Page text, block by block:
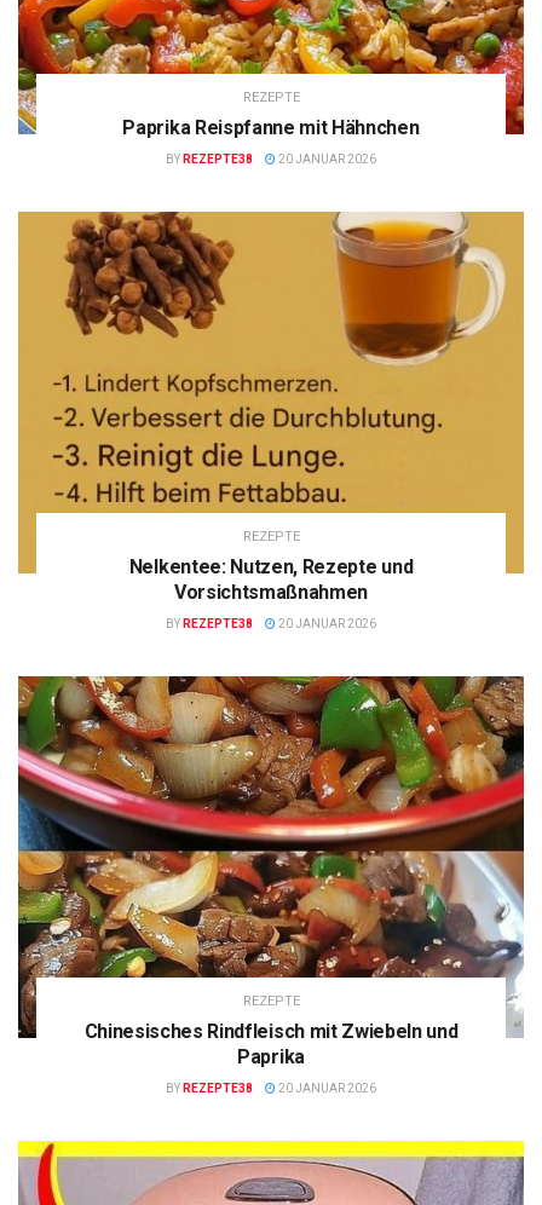
REZEPTE
Paprika Reispfanne mit Hähnchen
BY REZEPTE38 20 JANUAR 2026
REZEPTE
Nelkentee: Nutzen, Rezepte und
Vorsichtsmaßnahmen
BY REZEPTE38 20 JANUAR 2026
REZEPTE
Chinesisches Rindfleisch mit Zwiebeln und
Paprika
BY REZEPTE38 20 JANUAR 2026